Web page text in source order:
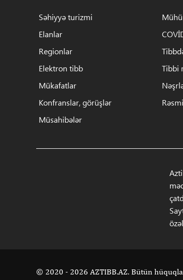
Səhiyyə turizmi
Elanlar
Regionlar
Elektron tibb
Tibbi
Mükafatlar
Konfranslar, görüşlər
Müsahibələr
© 2020 - 2026 AZTIBB.AZ. Bütün